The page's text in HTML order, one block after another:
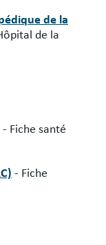
de la
de la
- Fiche santé
- Fiche